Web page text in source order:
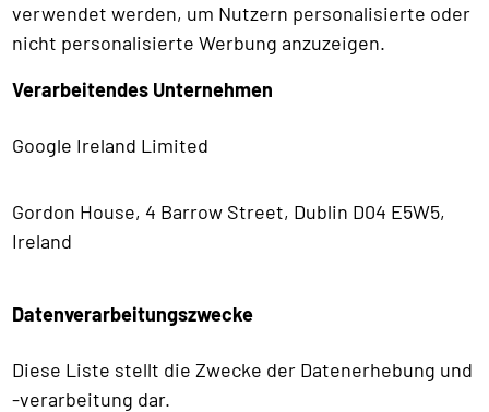
verwendet werden, um Nutzern personalisierte oder
nicht personalisierte Werbung anzuzeigen.
Verarbeitendes Unternehmen
Google Ireland Limited
Gordon House, 4 Barrow Street, Dublin D04 E5W5,
Ireland
Datenverarbeitungszwecke
Diese Liste stellt die Zwecke der Datenerhebung und
-verarbeitung dar.